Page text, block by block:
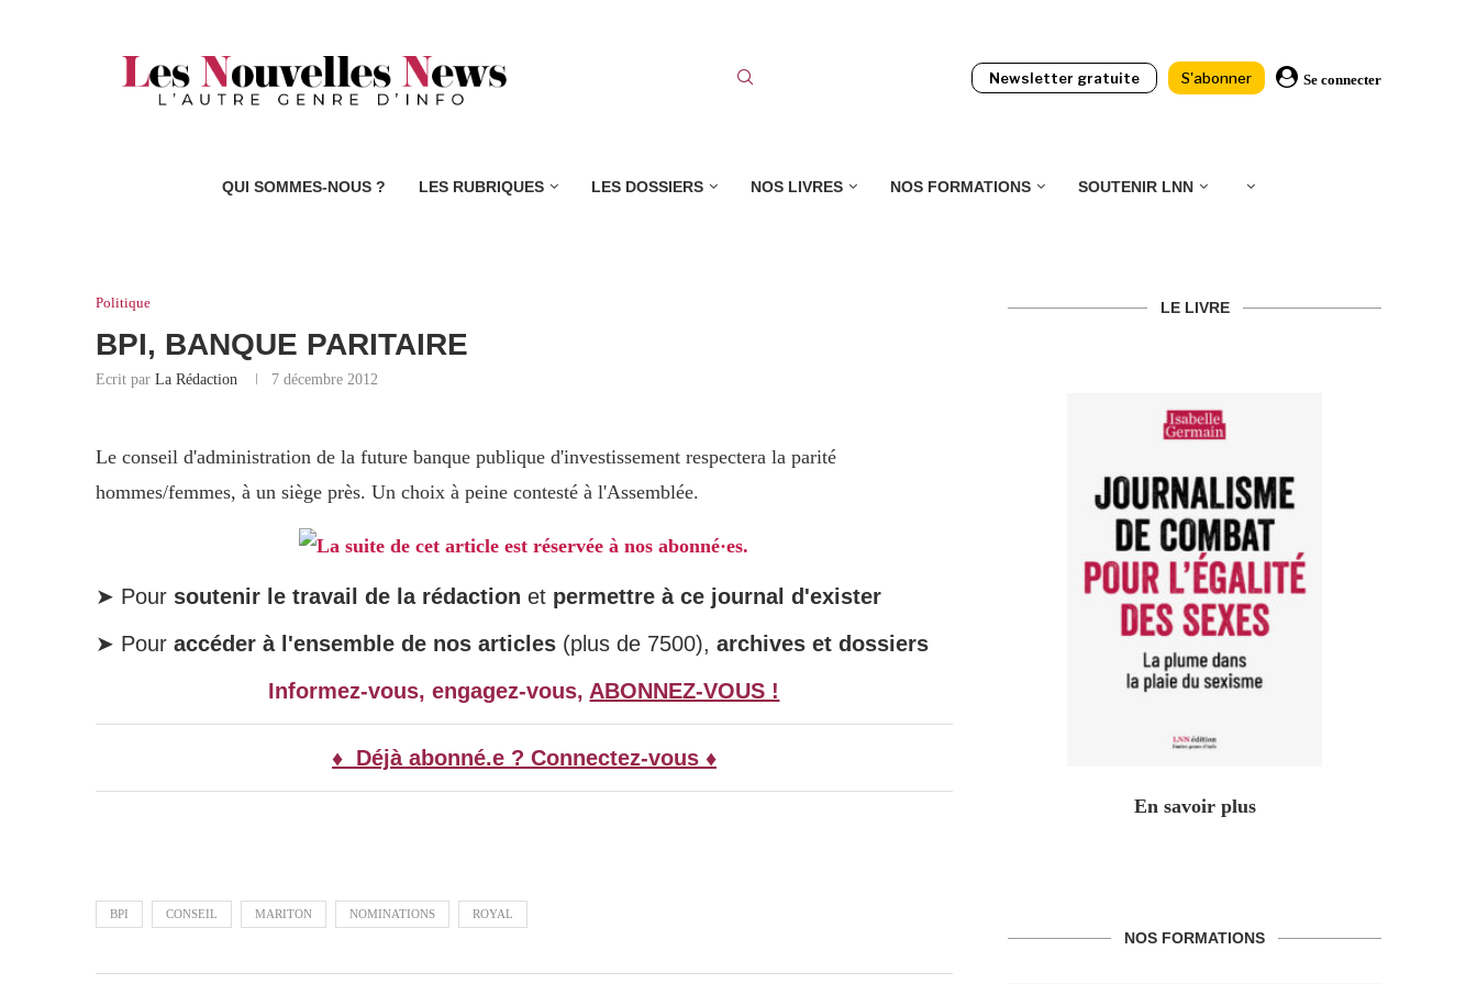
Newsletter gratuite S'abonner Se connecter
QUI SOMMES-NOUS ? LES RUBRIQUES LES DOSSIERS NOS LIVRES NOS FORMATIONS SOUTENIR LNN
Politique
BPI, BANQUE PARITAIRE
Ecrit par La Rédaction 7 décembre 2012
Le conseil d'administration de la future banque publique d'investissement respectera la parité
hommes/femmes, à un siège près. Un choix à peine contesté à l'Assemblée.
La suite de cet article est réservée à nos abonné·es.
➤ Pour soutenir le travail de la rédaction et permettre à ce journal d'exister
➤ Pour accéder à l'ensemble de nos articles (plus de 7500), archives et dossiers
Informez-vous, engagez-vous, ABONNEZ-VOUS !
♦ Déjà abonné.e ? Connectez-vous ♦
BPI CONSEIL MARITON NOMINATIONS ROYAL
LE LIVRE
En savoir plus
NOS FORMATIONS